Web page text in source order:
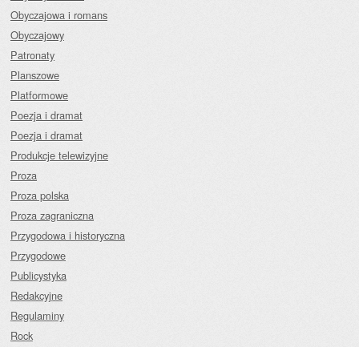
Obyczajowa i romans
Obyczajowy
Patronaty
Planszowe
Platformowe
Poezja i dramat
Poezja i dramat
Produkcje telewizyjne
Proza
Proza polska
Proza zagraniczna
Przygodowa i historyczna
Przygodowe
Publicystyka
Redakcyjne
Regulaminy
Rock